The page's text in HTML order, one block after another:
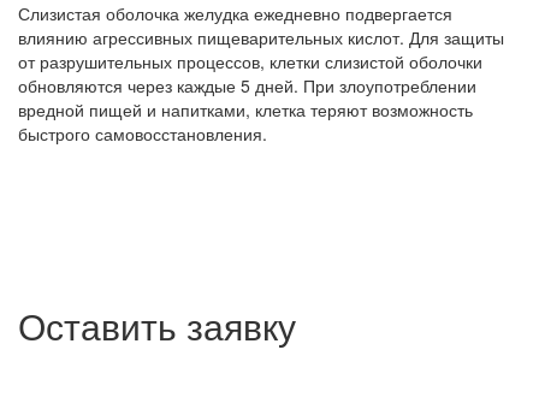
Слизистая оболочка желудка ежедневно подвергается
влиянию агрессивных пищеварительных кислот. Для защиты
от разрушительных процессов, клетки слизистой оболочки
обновляются через каждые 5 дней. При злоупотреблении
вредной пищей и напитками, клетка теряют возможность
быстрого самовосстановления.
Оставить заявку